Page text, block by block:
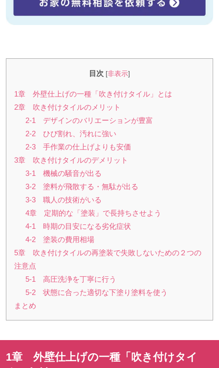
目次 [非表示]
1章 外壁仕上げの一種「吹き付けタイル」とは
2章 吹き付けタイルのメリット
2-1 デザインのバリエーションが豊富
2-2 ひび割れ、汚れに強い
2-3 手作業の仕上げよりも安価
3章 吹き付けタイルのデメリット
3-1 機械の騒音が出る
3-2 塗料が飛散する・無駄が出る
3-3 職人の技術がいる
4章 定期的な「塗装」で長持ちさせよう
4-1 時期の目安になる劣化症状
4-2 塗装の費用相場
5章 吹き付けタイルの再塗装で失敗しないための２つの
注意点
5-1 高圧洗浄を丁寧に行う
5-2 状態に合った適切な下塗り塗料を使う
まとめ
1章 外壁仕上げの一種「吹き付けタイ